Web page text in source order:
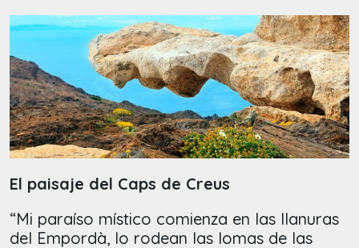
El paisaje del Caps de Creus
“Mi paraíso místico comienza en las llanuras
del Empordà, lo rodean las lomas de las